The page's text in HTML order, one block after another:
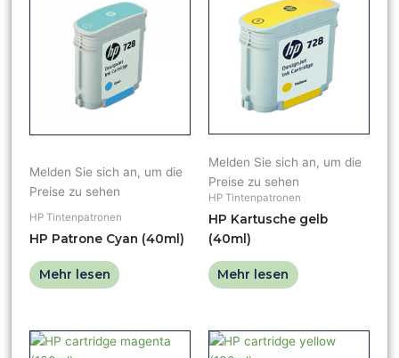
Melden Sie sich an, um die
Preise zu sehen
HP Tintenpatronen
HP Patrone Cyan (40ml)
Mehr lesen
Melden Sie sich an, um die
Preise zu sehen
HP Tintenpatronen
HP Kartusche gelb
(40ml)
Mehr lesen